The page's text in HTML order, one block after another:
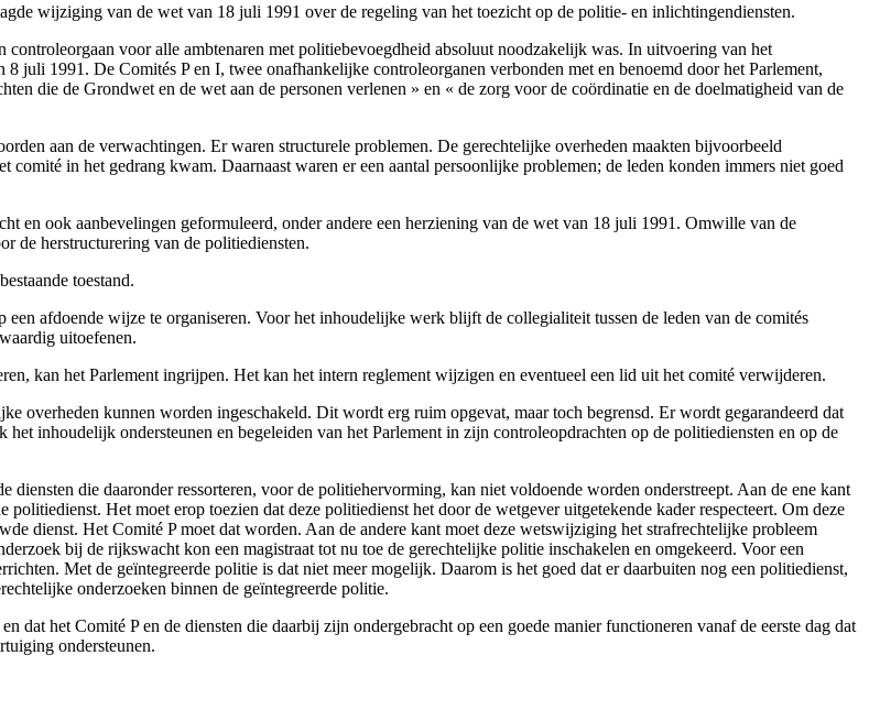
wijziging van de wet van 18 juli 1991 over de regeling van het toezicht op de politie- en inlichtingendiensten.
controleorgaan voor alle ambtenaren met politiebevoegdheid absoluut noodzakelijk was. In uitvoering van het
juli 1991. De Comités P en I, twee onafhankelijke controleorganen verbonden met en benoemd door het Parlement,
die de Grondwet en de wet aan de personen verlenen » en « de zorg voor de coördinatie en de doelmatigheid van de
aan de verwachtingen. Er waren structurele problemen. De gerechtelijke overheden maakten bijvoorbeeld
in het gedrang kwam. Daarnaast waren er een aantal persoonlijke problemen; de leden konden immers niet goed
en ook aanbevelingen geformuleerd, onder andere een herziening van de wet van 18 juli 1991. Omwille van de
de herstructurering van de politiediensten.
toestand.
afdoende wijze te organiseren. Voor het inhoudelijke werk blijft de collegialiteit tussen de leden van de comités
uitoefenen.
kan het Parlement ingrijpen. Het kan het intern reglement wijzigen en eventueel een lid uit het comité verwijderen.
overheden kunnen worden ingeschakeld. Dit wordt erg ruim opgevat, maar toch begrensd. Er wordt gegarandeerd dat
inhoudelijk ondersteunen en begeleiden van het Parlement in zijn controleopdrachten op de politiediensten en op de
die daaronder ressorteren, voor de politiehervorming, kan niet voldoende worden onderstreept. Aan de ene kant
Het moet erop toezien dat deze politiedienst het door de wetgever uitgetekende kader respecteert. Om deze
dienst. Het Comité P moet dat worden. Aan de andere kant moet deze wetswijziging het strafrechtelijke probleem
bij de rijkswacht kon een magistraat tot nu toe de gerechtelijke politie inschakelen en omgekeerd. Voor een
Met de geïntegreerde politie is dat niet meer mogelijk. Daarom is het goed dat er daarbuiten nog een politiedienst,
onderzoeken binnen de geïntegreerde politie.
het Comité P en de diensten die daarbij zijn ondergebracht op een goede manier functioneren vanaf de eerste dag dat
ondersteunen.